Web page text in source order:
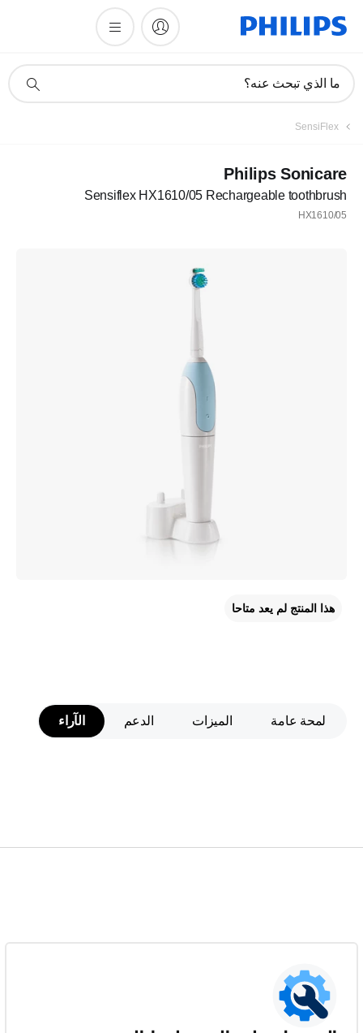
دعم
ما الذي تبحث عنه؟
SensiFlex
Philips Sonicare
Sensiflex HX1610/05 Rechargeable toothbrush
HX1610/05
هذا المنتج لم يعد متاحا
لمحة عامة الميزات الدعم الآراء